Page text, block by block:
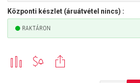
Központi készlet (áruátvétel nincs) :
RAKTÁRON